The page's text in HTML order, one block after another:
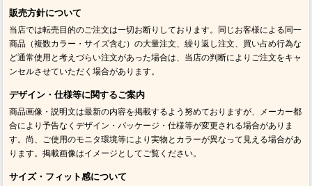
販売方針について
当店では転売目的のご注文は一切お断りしております。同じお客様による同一
商品（複数カラー・サイズ含む）の大量注文、繰り返し注文、買い占め行為な
ど通常使用と考えづらい注文があった場合は、当店の判断によりご注文をキャ
ンセルさせていただく場合があります。
デザイン・仕様等に関するご案内
商品画像・説明文は最新の内容を掲載するよう努めておりますが、メーカー都
合により予告なくデザイン・パッケージ・仕様等が変更される場合がありま
す。尚、ご使用のモニタ環境等により実物とカラーが異なって見える場合があ
ります。掲載画像はイメージとしてご覧ください。
サイズ・フィット感について